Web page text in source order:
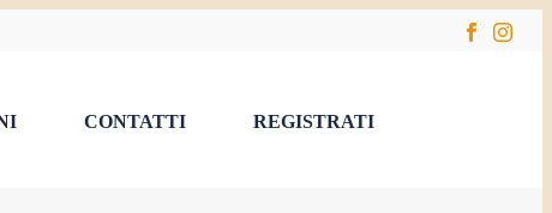
CONTATTI REGISTRATI